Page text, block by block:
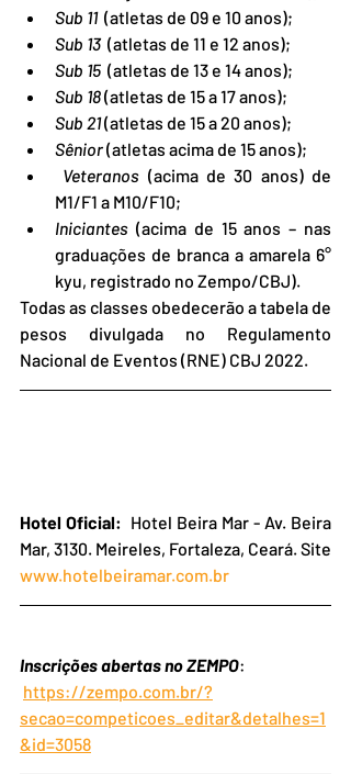
Sub 11
  (atletas de 09 e 10 anos);
Sub 13 (atletas de 11 e 12 anos);
Sub 15 (atletas de 13 e 14 anos);
Sub 18 (atletas de 15 a 17 anos);
Sub 21 (atletas de 15 a 20 anos);
Sênior (atletas acima de 15 anos);
Veteranos (acima de 30 anos) de
M1/F1 a M10/F10;
Iniciantes (acima de 15 anos – nas
graduações de branca a amarela 6°
kyu, registrado no Zempo/CBJ).
Todas as classes obedecerão a tabela de
pesos divulgada no Regulamento
Nacional de Eventos (RNE) CBJ 2022.
Hotel Oficial:
  Hotel Beira Mar - Av. Beira
www.hotelbeiramar.com.br
Inscrições abertas no ZEMPO:
https://zempo.com.br/?
secao=competicoes_editar&detalhes=1
&id=3058